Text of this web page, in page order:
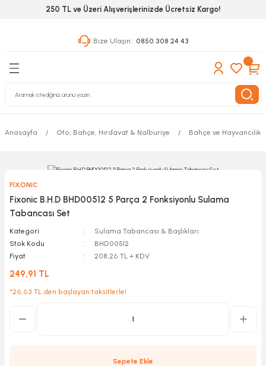
250 TL ve Üzeri Alışverişlerinizde Ücretsiz Kargo!
Bize Ulaşın : 0850 308 24 43
Geri Dön
Geri Dön
& Nalburiye
Grubu
Geri Dön
Anasayfa Oto, Bahçe, Hırdavat & Nalburiye Bahçe ve Hayvancılık
FIXONIC
Fixonic B.H.D BHD00512 5 Parça 2 Fonksiyonlu Sulama
Tabancası Set
Kategori
Sulama Tabancası & Başlıkları
Stok Kodu
BHD00512
Fiyat
208,26 TL + KDV
249,91 TL
*26,63 TL den başlayan taksitlerle!
Sepete Ekle